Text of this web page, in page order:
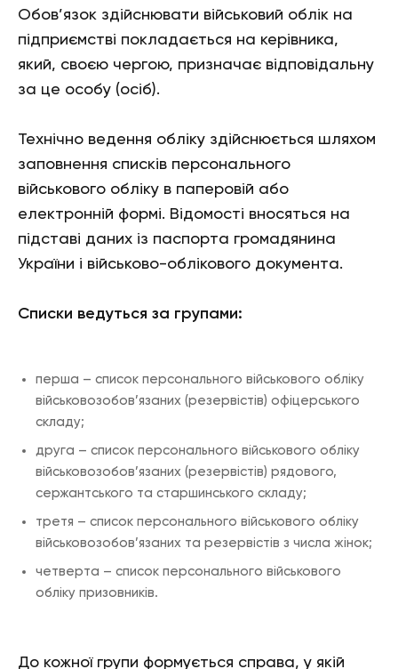
Обов’язок здійснювати військовий облік на
підприємстві покладається на керівника,
який, своєю чергою, призначає відповідальну
за це особу (осіб).
Технічно ведення обліку здійснюється шляхом
заповнення списків персонального
військового обліку в паперовій або
електронній формі. Відомості вносяться на
підставі даних із паспорта громадянина
України і військово-облікового документа.
Списки ведуться за групами:
перша – список персонального військового обліку
військовозобов’язаних (резервістів) офіцерського
складу;
друга – список персонального військового обліку
військовозобов’язаних (резервістів) рядового,
сержантського та старшинського складу;
третя – список персонального військового обліку
військовозобов’язаних та резервістів з числа жінок;
четверта – список персонального військового
обліку призовників.
До кожної групи формується справа, у якій